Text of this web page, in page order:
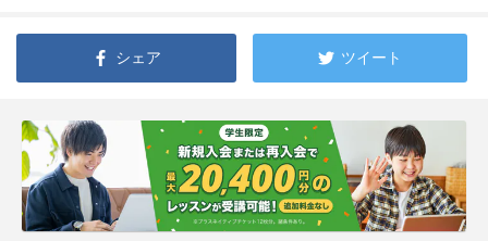
シェア ツイート